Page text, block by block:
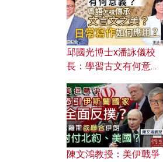
何盤算？
邱國光博士x潘詠儀校
長：學習古文有何意
文之美？ 日常寫作如何
應用？
陳文鴻教授：美伊戰爭